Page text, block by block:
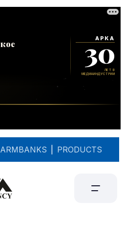
ARMBANKS PRODUCTS